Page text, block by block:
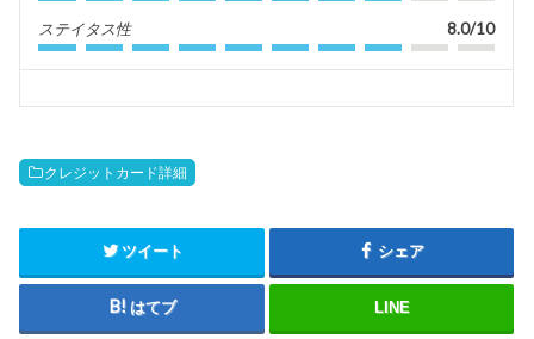
ステイタス性 8.0/10
クレジットカード詳細
ツイート シェア
はてブ LINE